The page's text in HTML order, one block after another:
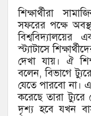
শিক্ষার্থীরা
সফরের পক্ষে
বিশ্ববিদ্যালয়ের
স্ট্যাটাসে
দেখা যায়। ঐ
বলেন, বিভাগে
যেতে পারবো না।
করেছে তারা ট্যুরে
দৃশ্য হবে যখন